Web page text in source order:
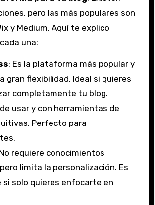
pero las más populares son
y Medium. Aquí te explico
una:
: Es la plataforma más popular y
gran flexibilidad. Ideal si quieres
completamente tu blog.
de usar y con herramientas de
Perfecto para
requiere conocimientos
limita la personalización. Es
si solo quieres enfocarte en